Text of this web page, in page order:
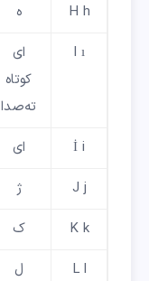
H h
ه
I ı
ای
کوتاه
ته‌صدا
İ i
ای
J j
ژ
K k
ک
L l
ل